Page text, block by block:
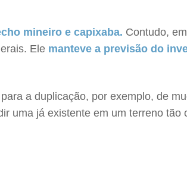
mineiro e capixaba. Contudo,
Ele manteve a previsão do
a duplicação, por exemplo, de
uma já existente em um terreno tão